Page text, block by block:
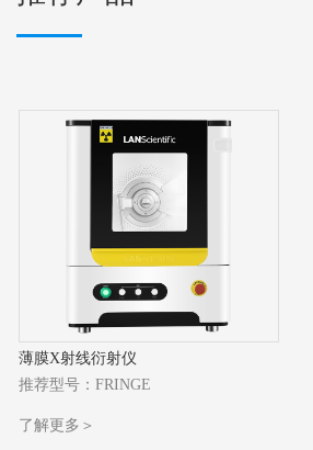
薄膜X射线衍射仪
推荐型号：FRINGE
了解更多＞